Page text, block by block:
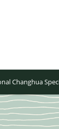
Changhua